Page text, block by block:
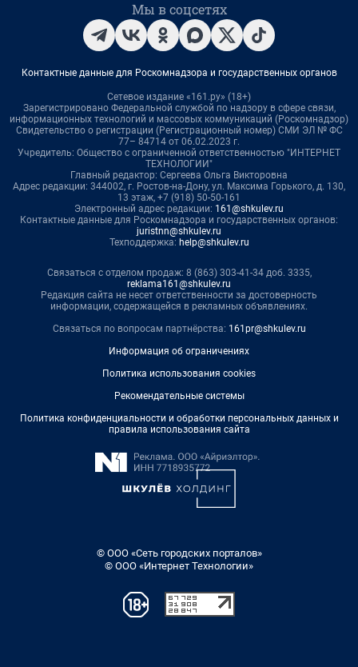
Мы в соцсетях
Контактные данные для Роскомнадзора и государственных органов
Сетевое издание «161.ру» (18+)
Зарегистрировано Федеральной службой по надзору в сфере связи,
информационных технологий и массовых коммуникаций (Роскомнадзор)
Свидетельство о регистрации (Регистрационный номер) СМИ ЭЛ № ФС
77– 84714 от 06.02.2023 г.
Учредитель: Общество с ограниченной ответственностью "ИНТЕРНЕТ
ТЕХНОЛОГИИ"
Главный редактор: Сергеева Ольга Викторовна
Адрес редакции: 344002, г. Ростов-на-Дону, ул. Максима Горького, д. 130,
13 этаж, +7 (918) 50-50-161
Электронный адрес редакции: 161@shkulev.ru
Контактные данные для Роскомнадзора и государственных органов:
juristnn@shkulev.ru
Техподдержка: help@shkulev.ru
Связаться с отделом продаж: 8 (863) 303-41-34 доб. 3335,
reklama161@shkulev.ru
Редакция сайта не несет ответственности за достоверность
информации, содержащейся в рекламных объявлениях.
Связаться по вопросам партнёрства: 161pr@shkulev.ru
Информация об ограничениях
Политика использования cookies
Рекомендательные системы
Политика конфиденциальности и обработки персональных данных и
правила использования сайта
© ООО «Сеть городских порталов»
© ООО «Интернет Технологии»